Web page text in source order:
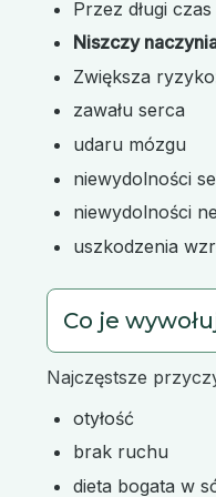
Przez długi
Niszczy
Zwiększa
zawału serca
udaru mózgu
niewydolności
niewydolności
uszkodzenia
Co je
Najczęstsze
otyłość
brak ruchu
dieta bogata w